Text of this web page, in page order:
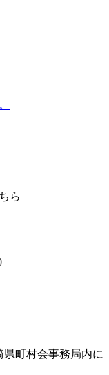
ら
町村会事務局内に